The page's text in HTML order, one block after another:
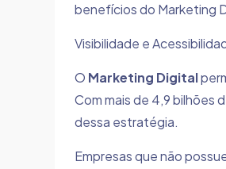
benefícios do Marketing
Visibilidade e
O Marketing Digital
Com mais de 4,9 bilhões
dessa estratégia.
Empresas que não